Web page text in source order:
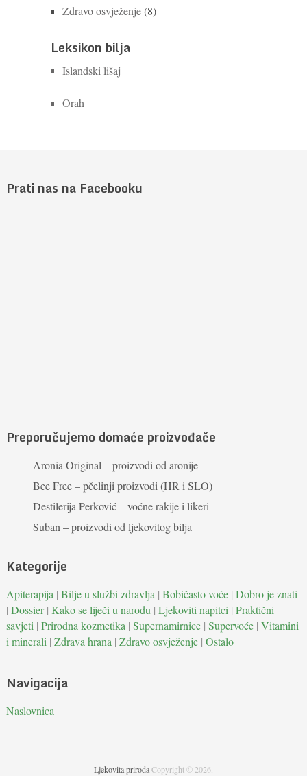
Zdravo osvježenje(8)
Leksikon bilja
Islandski lišaj
Orah
Prati nas na Facebooku
Preporučujemo domaće proizvođače
Aronia Original – proizvodi od aronije
Bee Free – pčelinji proizvodi (HR i SLO)
Destilerija Perković – voćne rakije i likeri
Suban – proizvodi od ljekovitog bilja
Kategorije
Apiterapija | Bilje u službi zdravlja | Bobičasto voće| Dobro je znati
| Dossier| Kako se liječi u narodu | Ljekoviti napitci | Praktični
savjeti | Prirodna kozmetika | Supernamirnice| Supervoće| Vitamini
i minerali | Zdrava hrana | Zdravo osvježenje| Ostalo
Navigacija
Naslovnica
Ljekovita prirodaCopyright © 2026.